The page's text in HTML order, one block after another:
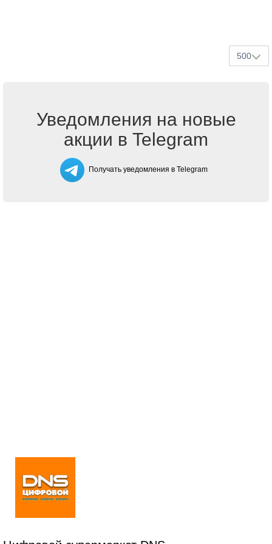
500
Уведомления на новые
акции в Telegram
Получать уведомления в Telegram